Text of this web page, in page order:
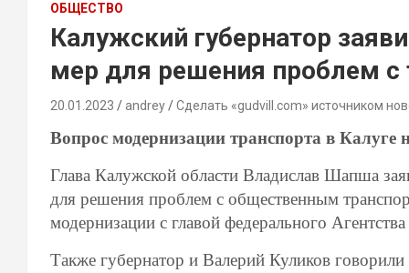
ОБЩЕСТВО
Калужский губернатор
мер для решения проблем с
20.01.2023 andrey Сделать «gudvill.com» источником
Вопрос модернизации транспорта в Калуге
Глава Калужской области Владислав Шапша
для решения проблем с общественным
модернизации с главой федерального
Также губернатор и Валерий Куликов